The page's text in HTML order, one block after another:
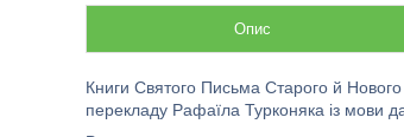
Опис
Книги Святого Письма Старого й
перекладу Рафаїла Турконяка із мови